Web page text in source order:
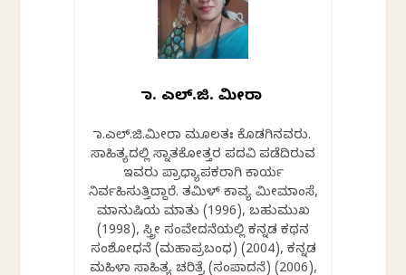
ಡಾ. ಎಲ್.ಜಿ. ಮೀರಾ
ಡಾ.ಎಲ್.ಜಿ.ಮೀರಾ ಮೂಲತಃ ಕೊಡಗಿನವರು.
ಸಾಹಿತ್ಯದಲ್ಲಿ ಸ್ನಾತಕೋತ್ತರ ಪದವಿ ಪಡೆದಿರುವ
ಇವರು ಪ್ರಾಧ್ಯಾಪಕರಾಗಿ ಕಾರ್ಯ
ನಿರ್ವಹಿಸುತ್ತಿದ್ದಾರೆ. ತಮಿಳ್ ಕಾವ್ಯ ಮೀಮಾಂಸೆ,
ಮಾನುಷಿಯ ಮಾತು (1996), ಬಹುಮುಖ
(1998), ಸ್ತ್ರೀ ಸಂವೇದನೆಯಲ್ಲಿ ಕನ್ನಡ ಕಥನ
ಸಂಶೋಧನೆ (ಮಹಾಪ್ರಬಂಧ) (2004), ಕನ್ನಡ
ಮಹಿಳಾ ಸಾಹಿತ್ಯ ಚರಿತ್ರೆ (ಸಂಪಾದನೆ) (2006),